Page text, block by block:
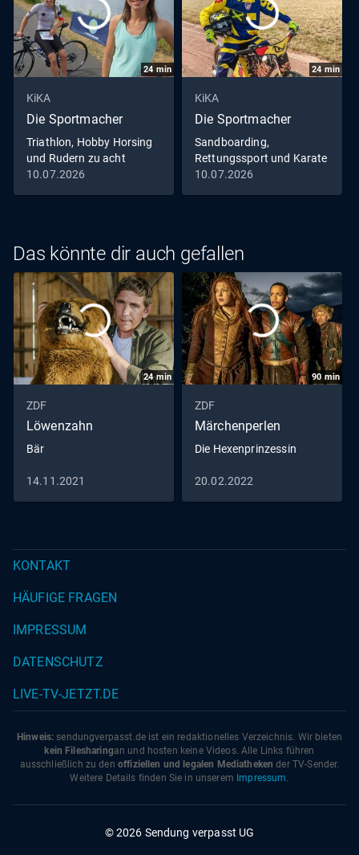
24 min
KiKA
Die Sportmacher
Triathlon, Hobby Horsing
und Rudern zu acht
10.07.2026
24 min
KiKA
Die Sportmacher
Sandboarding,
Rettungssport und Karate
10.07.2026
Das könnte dir auch gefallen
24min
ZDF
Löwenzahn
Bär
14.11.2021
90 min
ZDF
Märchenperlen
Die Hexenprinzessin
20.02.2022
KONTAKT
HÄUFIGE FRAGEN
IMPRESSUM
DATENSCHUTZ
LIVE-TV-JETZT.DE
Hinweis: sendungverpasst.de ist ein redaktionelles Verzeichnis. Wir bieten
kein Filesharingan und hosten keine Videos. Alle Links führen
ausschließlich zu den offiziellen und legalen Mediatheken der TV-Sender.
Weitere Details finden Sie in unserem Impressum.
© 2026 Sendung verpasst UG